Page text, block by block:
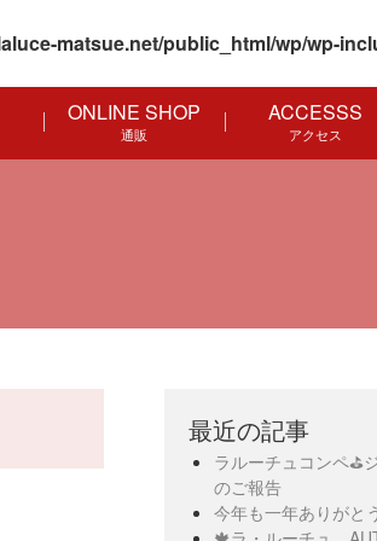
matsue.net/public_html/wp/wp-
ONLINE SHOP
通販
ACCESSS
アクセス
最近の記事
ラルーチュコンペ⛳️
のご報告
今年も一年ありがと